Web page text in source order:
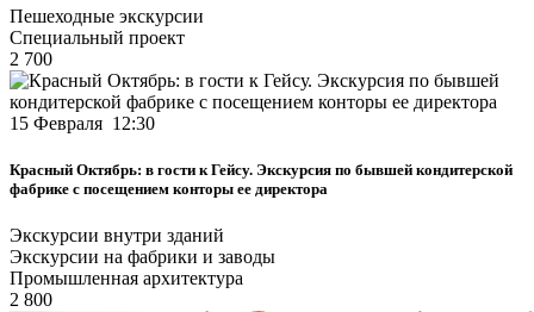
Пешеходные экскурсии
Специальный проект
2 700
15 Февраля 12:30
Красный Октябрь: в гости к Гейсу. Экскурсия по бывшей кондитерской
фабрике с посещением конторы ее директора
Экскурсии внутри зданий
Экскурсии на фабрики и заводы
Промышленная архитектура
2 800